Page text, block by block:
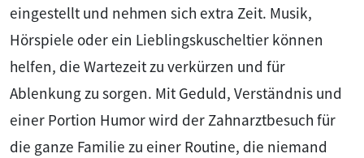
eingestellt und nehmen sich extra Zeit. Musik,
Hörspiele oder ein Lieblingskuscheltier können
helfen, die Wartezeit zu verkürzen und für
Ablenkung zu sorgen. Mit Geduld, Verständnis und
einer Portion Humor wird der Zahnarztbesuch für
die ganze Familie zu einer Routine, die niemand